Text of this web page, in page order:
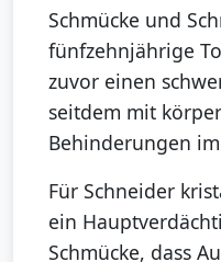
Schmücke und
fünfzehnjährige
zuvor einen
seitdem mit
Behinderungen
Für Schneider
ein
Schmücke, dass